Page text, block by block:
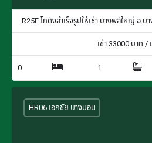
R25F โกดังสำเร็จรูปให้เช่า บางพลีใหญ่ อ.
เช่า 33000 บาท /
0 1
HR06 เอกชัย บางบอน